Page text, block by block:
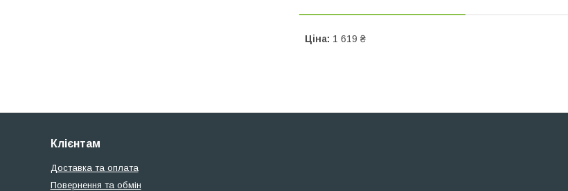
Ціна: 1 619 ₴
Клієнтам
Доставка та оплата
Повернення та обмін